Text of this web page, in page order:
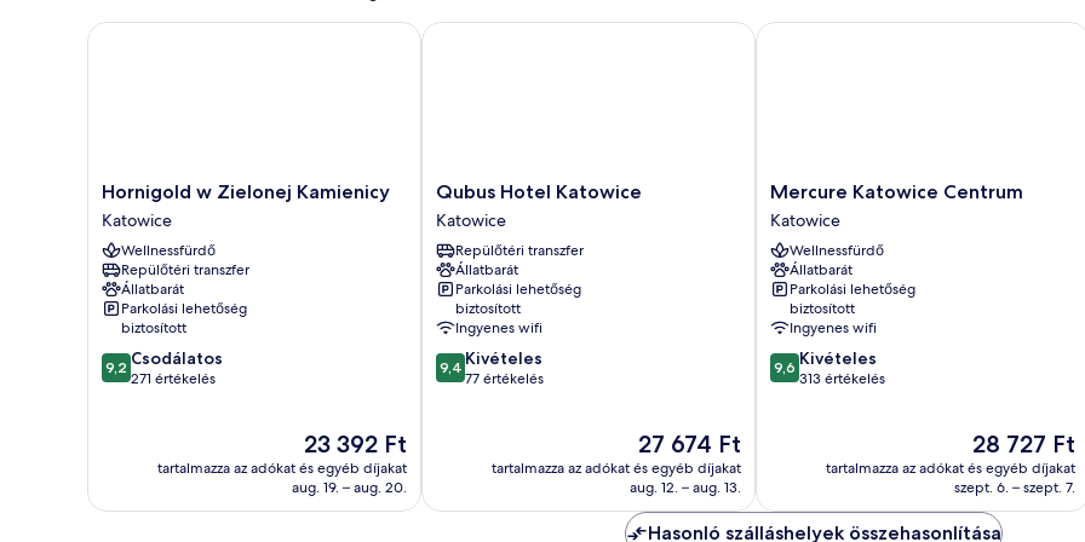
Hornigold
w
Zielonej
Kamienicy
Katowice
Hornigold w Zielonej Kamienicy
Katowice
Wellnessfürdő
Repülőtéri transzfer
Állatbarát
Parkolási lehetőség
biztosított
9.2
ennyiből:
értékelés
9,2 Csodálatos
271 értékelés
Az
ár
23 392 Ft
23 392 Ft
tartalmazza az adókat és egyéb díjakat
aug. 19. – aug. 20.
Hornigold w Zielonej Kamienicy
Qubus
Hotel
Katowice
Katowice
Qubus Hotel Katowice
Katowice
Repülőtéri transzfer
Állatbarát
Parkolási lehetőség
biztosított
Ingyenes wifi
9.4
ennyiből:
értékelés
9,4 Kivételes
77 értékelés
Az
ár
27 674 Ft
27 674 Ft
tartalmazza az adókat és egyéb díjakat
aug. 12. – aug. 13.
Qubus Hotel Katowice
Mercure
Katowice
Centrum
Katowice
Mercure Katowice Centrum
Katowice
Wellnessfürdő
Állatbarát
Parkolási lehetőség
biztosított
Ingyenes wifi
9.6
ennyiből:
értékelés
9,6 Kivételes
313 értékelés
Az
ár
28 727 Ft
28 727 Ft
tartalmazza az adókat és egyéb díjakat
szept. 6. – szept. 7.
Mercure Katowice Centrum
Hasonló szálláshelyek összehasonlítása